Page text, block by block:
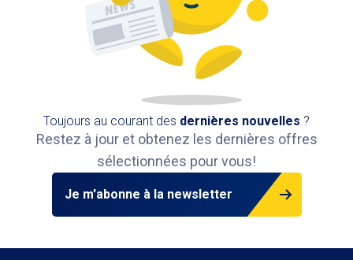
Toujours au courant des dernières nouvelles ?
Restez à jour et obtenez les dernières offres
sélectionnées pour vous!
Je m'abonne à la newsletter